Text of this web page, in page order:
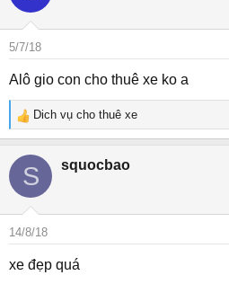
t
o
n
s
5/7/18
Alô gio con cho thuê xe ko a
R
e
a
t
o
n
s
Dich vụ cho thuê xe
S squocbao
14/8/18
xe đẹp quá